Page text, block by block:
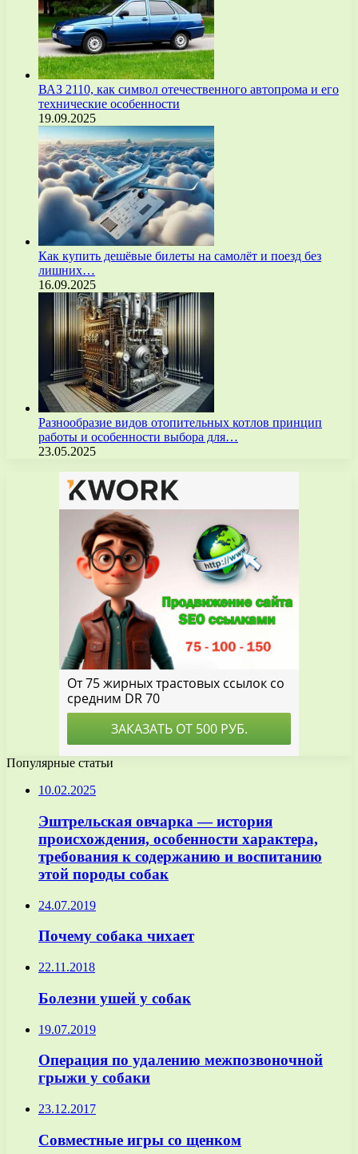
ВАЗ 2110, как символ отечественного автопрома и его
технические особенности
19.09.2025
Как купить дешёвые билеты на самолёт и поезд без
лишних…
16.09.2025
Разнообразие видов отопительных котлов принцип
работы и особенности выбора для…
23.05.2025
Популярные статьи
10.02.2025
Эштрельская овчарка — история
происхождения, особенности характера,
требования к содержанию и воспитанию
этой породы собак
24.07.2019
Почему собака чихает
22.11.2018
Болезни ушей у собак
19.07.2019
Операция по удалению межпозвоночной
грыжи у собаки
23.12.2017
Совместные игры со щенком